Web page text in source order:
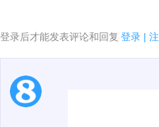
登录后才能发表评论和回复 登录 |
1.电脑端新用户